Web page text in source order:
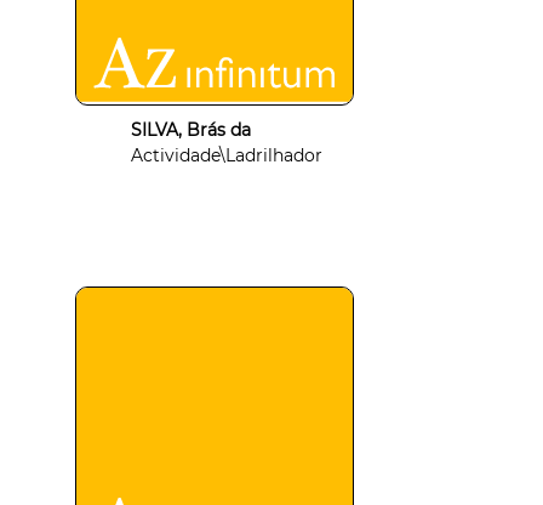
SILVA, Brás da
Actividade\Ladrilhador